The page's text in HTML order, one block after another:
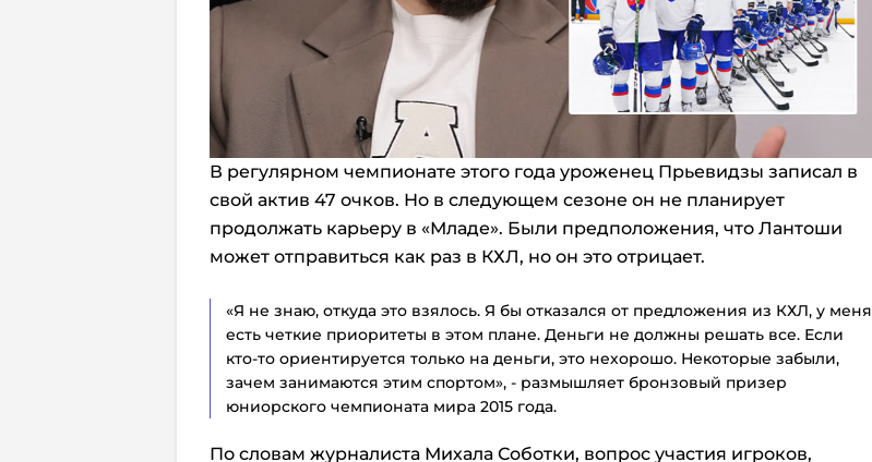
В регулярном чемпионате этого года уроженец Прьевидзы записал в
свой актив 47 очков. Но в следующем сезоне он не планирует
продолжать карьеру в «Младе». Были предположения, что Лантоши
может отправиться как раз в КХЛ, но он это отрицает.
«Я не знаю, откуда это взялось. Я бы отказался от предложения из КХЛ, у меня
есть четкие приоритеты в этом плане. Деньги не должны решать все. Если
кто-то ориентируется только на деньги, это нехорошо. Некоторые забыли,
зачем занимаются этим спортом», - размышляет бронзовый призер
юниорского чемпионата мира 2015 года.
По словам журналиста Михала Соботки, вопрос участия игроков,